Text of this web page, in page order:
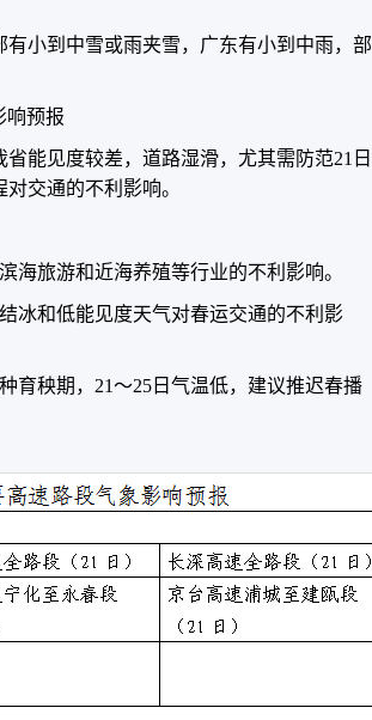
小到中雪或雨夹雪，广东有小到中雨，部
预报
能见度较差，道路湿滑，尤其需防范21日
交通的不利影响。
旅游和近海养殖等行业的不利影响。
和低能见度天气对春运交通的不利影
秧期，21～25日气温低，建议推迟春播